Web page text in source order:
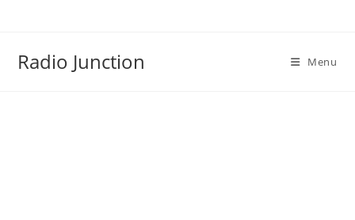
Radio Junction Menu